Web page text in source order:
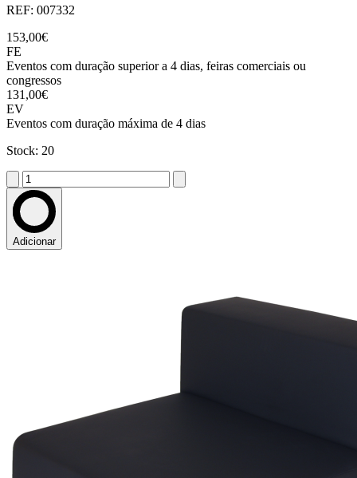
REF: 007332
153,00€
FE
Eventos com duração superior a 4 dias, feiras comerciais ou
congressos
131,00€
EV
Eventos com duração máxima de 4 dias
Stock: 20
Adicionar